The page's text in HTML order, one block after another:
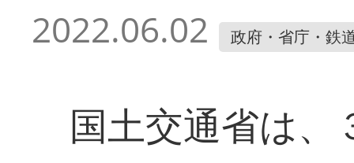
2022.06.02 政府・省庁・鉄
国土交通省は、